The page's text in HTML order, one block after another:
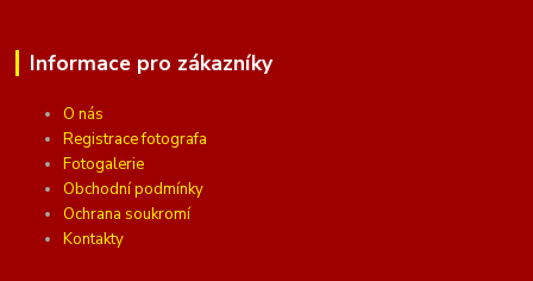
Informace pro zákazníky
O nás
Registrace fotografa
Fotogalerie
Obchodní podmínky
Ochrana soukromí
Kontakty